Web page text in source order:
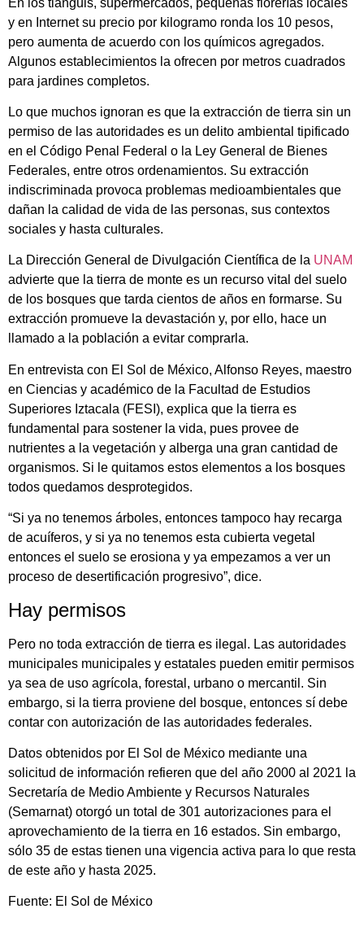
y en Internet su precio por kilogramo ronda los 10 pesos,
pero aumenta de acuerdo con los químicos agregados.
Algunos establecimientos la ofrecen por metros cuadrados
para jardines completos.
Lo que muchos ignoran es que la extracción de tierra sin un
permiso de las autoridades es un delito ambiental tipificado
en el Código Penal Federal o la Ley General de Bienes
Federales, entre otros ordenamientos. Su extracción
indiscriminada provoca problemas medioambientales que
dañan la calidad de vida de las personas, sus contextos
sociales y hasta culturales.
La Dirección General de Divulgación Científica de la UNAM
advierte que la tierra de monte es un recurso vital del suelo
de los bosques que tarda cientos de años en formarse. Su
extracción promueve la devastación y, por ello, hace un
llamado a la población a evitar comprarla.
En entrevista con El Sol de México, Alfonso Reyes, maestro
en Ciencias y académico de la Facultad de Estudios
Superiores Iztacala (FESI), explica que la tierra es
fundamental para sostener la vida, pues provee de
nutrientes a la vegetación y alberga una gran cantidad de
organismos. Si le quitamos estos elementos a los bosques
todos quedamos desprotegidos.
“Si ya no tenemos árboles, entonces tampoco hay recarga
de acuíferos, y si ya no tenemos esta cubierta vegetal
entonces el suelo se erosiona y ya empezamos a ver un
proceso de desertificación progresivo”, dice.
Hay permisos
Pero no toda extracción de tierra es ilegal. Las autoridades
municipales municipales y estatales pueden emitir permisos
ya sea de uso agrícola, forestal, urbano o mercantil. Sin
embargo, si la tierra proviene del bosque, entonces sí debe
contar con autorización de las autoridades federales.
Datos obtenidos por El Sol de México mediante una
solicitud de información refieren que del año 2000 al 2021 la
Secretaría de Medio Ambiente y Recursos Naturales
(Semarnat) otorgó un total de 301 autorizaciones para el
aprovechamiento de la tierra en 16 estados. Sin embargo,
sólo 35 de estas tienen una vigencia activa para lo que resta
de este año y hasta 2025.
Fuente: El Sol de México